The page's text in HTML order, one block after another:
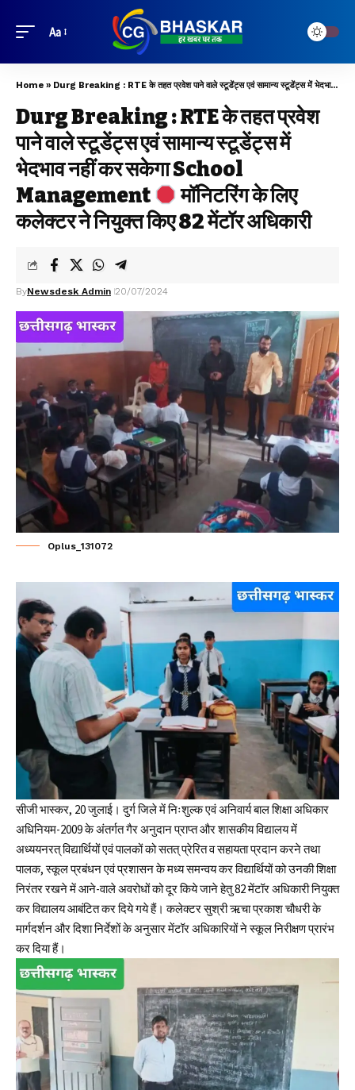
Aa
Home » Durg Breaking : RTE के तहत प्रवेश पाने वाले स्टूडेंट्स एवं सामान्य स्टूडेंट्स में भेदभाव नहीं कर सकेगा School Management
Durg Breaking : RTE के तहत प्रवेश
पाने वाले स्टूडेंट्स एवं सामान्य स्टूडेंट्स में
भेदभाव नहीं कर सकेगा School
Management
मॉनिटरिंग के लिए
कलेक्टर ने नियुक्त किए 82 मेंटॉर अधिकारी
ByNewsdesk Admin 20/07/2024
Oplus_131072
सीजी भास्कर, 20 जुलाई। दुर्ग जिले में निःशुल्क एवं अनिवार्य बाल शिक्षा अधिकार
अधिनियम-2009 के अंतर्गत गैर अनुदान प्राप्त और शासकीय विद्यालय में
अध्ययनरत् विद्यार्थियों एवं पालकों को सतत् प्रेरित व सहायता प्रदान करने तथा
पालक, स्कूल प्रबंधन एवं प्रशासन के मध्य समन्वय कर विद्यार्थियों को उनकी शिक्षा
निरंतर रखने में आने-वाले अवरोधों को दूर किये जाने हेतु 82 मेंटॉर अधिकारी नियुक्त
कर विद्यालय आबंटित कर दिये गये हैं। कलेक्टर सुश्री ऋचा प्रकाश चौधरी के
मार्गदर्शन और दिशा निर्देशों के अनुसार मेंटॉर अधिकारियों ने स्कूल निरीक्षण प्रारंभ
कर दिया हैं।